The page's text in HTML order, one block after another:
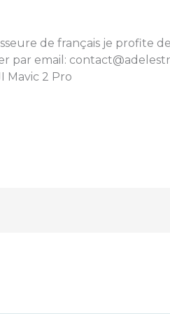
de français je profite
par email:
Mavic 2 Pro